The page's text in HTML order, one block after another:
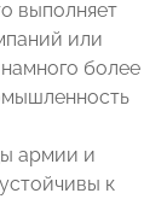
выполняет
или
более
армии и
к